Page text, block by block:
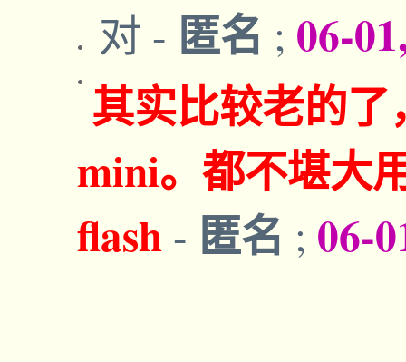
对 - 匿名 ; 06-
其实比较老的了
mini。都不堪大
flash - 匿名 ; 06-